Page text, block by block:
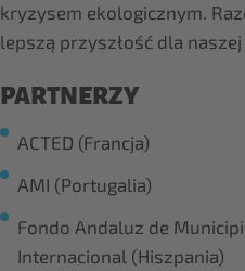
kryzysem ekologicznym.
lepszą przyszłość dla
PARTNERZY
ACTED (Francja)
AMI (Portugalia)
Fondo Andaluz de
Internacional (Hiszpania)